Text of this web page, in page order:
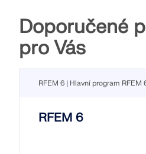
Doporučené
pro Vás
RFEM 6 | Hlavní program RFEM
RFEM 6